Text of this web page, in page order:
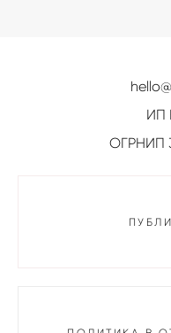
ИП
ОГРНИП